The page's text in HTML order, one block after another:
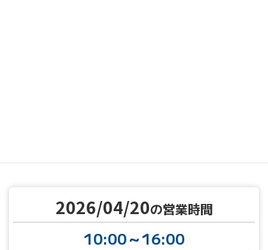
2026/04/20の営業時間
10:00～16:00